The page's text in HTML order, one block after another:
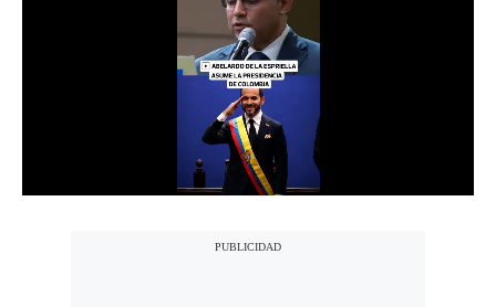
Términos